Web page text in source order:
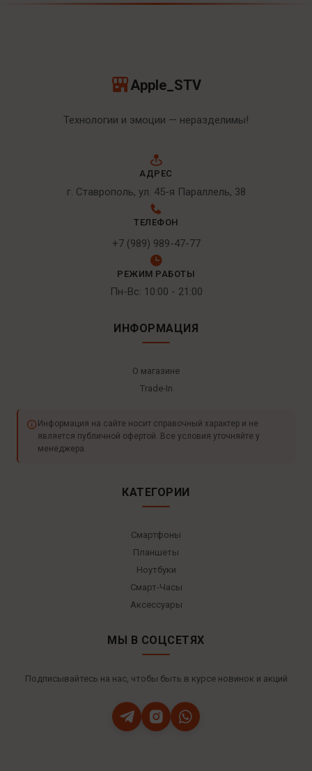
Apple_STV
Технологии и эмоции — неразделимы!
АДРЕС
г. Ставрополь, ул. 45-я Параллель, 38
ТЕЛЕФОН
+7 (989) 989-47-77
РЕЖИМ РАБОТЫ
Пн-Вс: 10:00 - 21:00
ИНФОРМАЦИЯ
О магазине
Trade-In
Информация на сайте носит справочный характер и не
является публичной офертой. Все условия уточняйте у
менеджера.
КАТЕГОРИИ
Смартфоны
Планшеты
Ноутбуки
Смарт-Часы
Аксессуары
МЫ В СОЦСЕТЯХ
Подписывайтесь на нас, чтобы быть в курсе новинок и акций